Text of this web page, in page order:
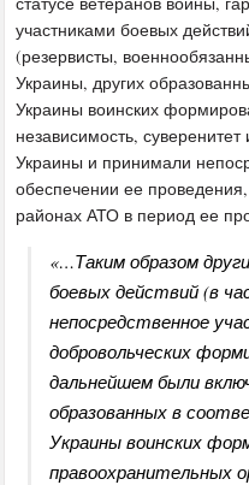
участниками боевых
(резервисты,
Украины, других
Украины воинских
независимость,
Украины и принимали
обеспечении ее
районах АТО в период ее
«…Таким образом
боевых действий (в
непосредственное
добровольческих
дальнейшем были
образованных в
Украины воинских
правоохранительных